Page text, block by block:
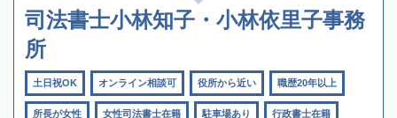
司法書士小林知子・小林依里子事務
所
土日祝OK オンライン相談可 役所から近い 職歴20年以上
所長が女性 女性司法書士在籍 駐車場あり 行政書士在籍